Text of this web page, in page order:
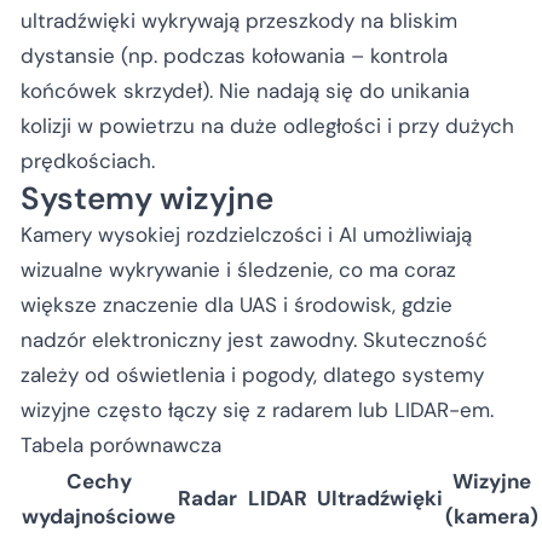
ultradźwięki wykrywają przeszkody na bliskim
dystansie (np. podczas kołowania – kontrola
końcówek skrzydeł). Nie nadają się do unikania
kolizji w powietrzu na duże odległości i przy dużych
prędkościach.
Systemy wizyjne
Kamery wysokiej rozdzielczości i AI umożliwiają
wizualne wykrywanie i śledzenie, co ma coraz
większe znaczenie dla UAS i środowisk, gdzie
nadzór elektroniczny jest zawodny. Skuteczność
zależy od oświetlenia i pogody, dlatego systemy
wizyjne często łączy się z radarem lub LIDAR-em.
Tabela porównawcza
Cechy
wydajnościowe
Radar LIDAR Ultradźwięki
Wizyjne
(kamera)